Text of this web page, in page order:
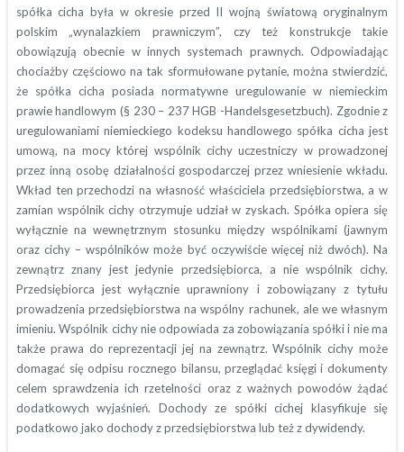
spółka cicha była w okresie przed II wojną światową oryginalnym
polskim „wynalazkiem prawniczym”, czy też konstrukcje takie
obowiązują obecnie w innych systemach prawnych. Odpowiadając
chociażby częściowo na tak sformułowane pytanie, można stwierdzić,
że spółka cicha posiada normatywne uregulowanie w niemieckim
prawie handlowym (§ 230 – 237 HGB -Handelsgesetzbuch). Zgodnie z
uregulowaniami niemieckiego kodeksu handlowego spółka cicha jest
umową, na mocy której wspólnik cichy uczestniczy w prowadzonej
przez inną osobę działalności gospodarczej przez wniesienie wkładu.
Wkład ten przechodzi na własność właściciela przedsiębiorstwa, a w
zamian wspólnik cichy otrzymuje udział w zyskach. Spółka opiera się
wyłącznie na wewnętrznym stosunku między wspólnikami (jawnym
oraz cichy – wspólników może być oczywiście więcej niż dwóch). Na
zewnątrz znany jest jedynie przedsiębiorca, a nie wspólnik cichy.
Przedsiębiorca jest wyłącznie uprawniony i zobowiązany z tytułu
prowadzenia przedsiębiorstwa na wspólny rachunek, ale we własnym
imieniu. Wspólnik cichy nie odpowiada za zobowiązania spółki i nie ma
także prawa do reprezentacji jej na zewnątrz. Wspólnik cichy może
domagać się odpisu rocznego bilansu, przeglądać księgi i dokumenty
celem sprawdzenia ich rzetelności oraz z ważnych powodów żądać
dodatkowych wyjaśnień. Dochody ze spółki cichej klasyfikuje się
podatkowo jako dochody z przedsiębiorstwa lub też z dywidendy.